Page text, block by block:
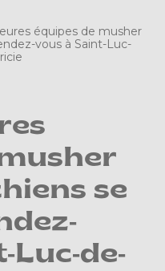
équipes de musher
vous à Saint-Luc-
se
Luc-de-